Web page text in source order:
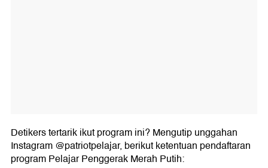
Detikers tertarik ikut program ini? Mengutip unggahan
Instagram @patriotpelajar, berikut ketentuan pendaftaran
program Pelajar Penggerak Merah Putih: